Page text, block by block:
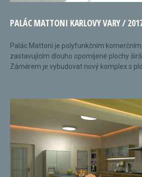
PALÁC MATTONI KARLOVY VARY /
Palác Mattoni je polyfunkčním
zastavujícím dlouho opomíjené plochy
Záměrem je vybudovat nový komplex s